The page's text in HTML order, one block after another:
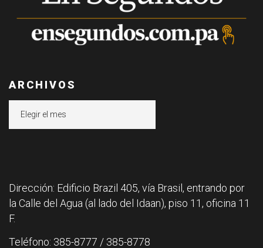
ARCHIVOS
Dirección: Edificio Brazil 405, vía Brasil, entrando por
la Calle del Agua (al lado del Idaan), piso 11, oficina 11
F.
Teléfono: 385-8777 / 385-8778